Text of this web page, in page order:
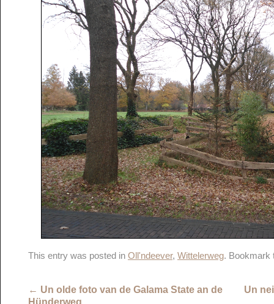
This entry was posted in Oll'ndeever, Wittelerweg. Bookmark
← Un olde foto van de Galama State an de
Hünderweg
Un